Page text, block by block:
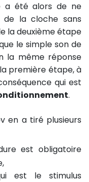
a été alors de ne
la cloche sans
la deuxième étape
le simple son de
la même réponse
première étape, à
qui est
.
en a tiré plusieurs
est obligatoire
est le stimulus